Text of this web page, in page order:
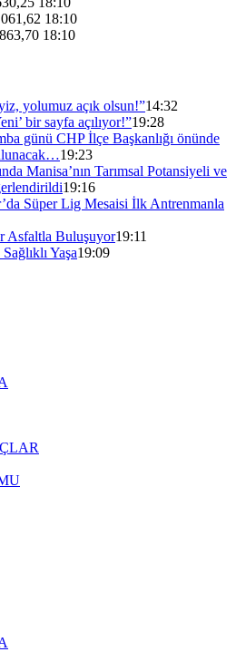
18:10
18:10
yolumuz açık olsun!”14:32
bir sayfa açılıyor!”19:28
günü CHP İlçe Başkanlığı önünde
19:23
Manisa’nın Tarımsal Potansiyeli ve
19:16
Süper Lig Mesaisi İlk Antrenmanla
Asfaltla Buluşuyor19:11
Yaşa19:09